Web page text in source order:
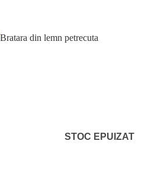
STOC EPUIZAT